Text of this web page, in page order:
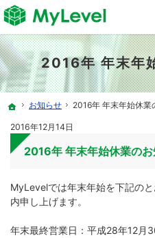
2016年 年末年
MyLevelで、ITエンジニア・クリエイターの
MyLevelは、ITエンジニア・クリエイターの
ホーム
お知らせ 2016年 年末年始休業
2016年12月14日
2016年 年末年始休業の
MyLevelでは年末年始を下記の
内申し上げます。
年末最終営業日：平成28年12月